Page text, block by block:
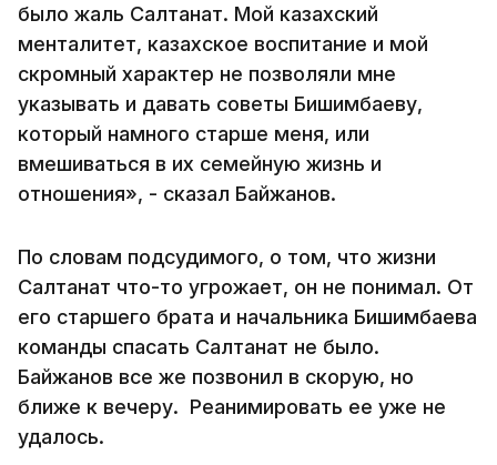
было жаль Салтанат. Мой казахский
менталитет, казахское воспитание и мой
скромный характер не позволяли мне
указывать и давать советы Бишимбаеву,
который намного старше меня, или
вмешиваться в их семейную жизнь и
отношения», - сказал Байжанов.
По словам подсудимого, о том, что жизни
Салтанат что-то угрожает, он не понимал. От
его старшего брата и начальника Бишимбаева
команды спасать Салтанат не было.
Байжанов все же позвонил в скорую, но
ближе к вечеру. Реанимировать ее уже не
удалось.